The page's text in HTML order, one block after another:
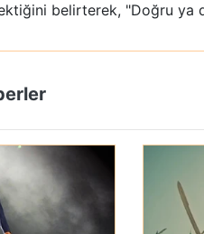
belirterek, "Doğru ya